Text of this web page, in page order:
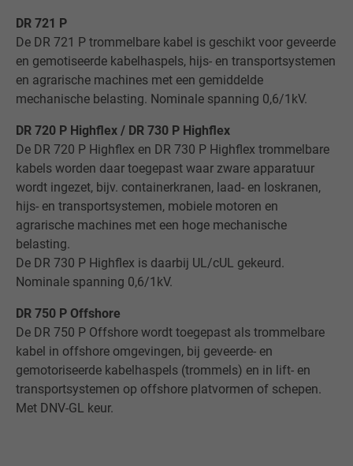
DR 721 P
De DR 721 P trommelbare kabel is geschikt voor geveerde
en gemotiseerde kabelhaspels, hijs- en transportsystemen
en agrarische machines met een gemiddelde
mechanische belasting. Nominale spanning 0,6/1kV.
DR 720 P Highflex / DR 730 P Highflex
De DR 720 P Highflex en DR 730 P Highflex trommelbare
kabels worden daar toegepast waar zware apparatuur
wordt ingezet, bijv. containerkranen, laad- en loskranen,
hijs- en transportsystemen, mobiele motoren en
agrarische machines met een hoge mechanische
belasting.
De DR 730 P Highflex is daarbij UL/cUL gekeurd.
Nominale spanning 0,6/1kV.
DR 750 P Offshore
De DR 750 P Offshore wordt toegepast als trommelbare
kabel in offshore omgevingen, bij geveerde- en
gemotoriseerde kabelhaspels (trommels) en in lift- en
transportsystemen op offshore platvormen of schepen.
Met DNV-GL keur.